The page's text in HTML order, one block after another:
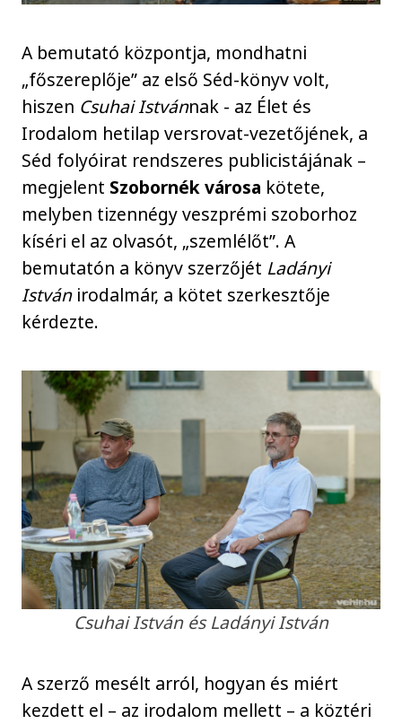
A bemutató központja, mondhatni
„főszereplője” az első Séd-könyv volt,
hiszen Csuhai Istvánnak - az Élet és
Irodalom hetilap versrovat-vezetőjének, a
Séd folyóirat rendszeres publicistájának –
megjelent Szobornék városa kötete,
melyben tizennégy veszprémi szoborhoz
kíséri el az olvasót, „szemlélőt”. A
bemutatón a könyv szerzőjét Ladányi
Istvánirodalmár, a kötet szerkesztője
kérdezte.
Csuhai István és Ladányi István
A szerző mesélt arról, hogyan és miért
kezdett el – az irodalom mellett – a köztéri